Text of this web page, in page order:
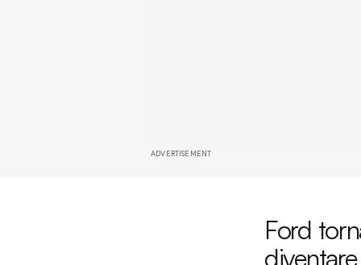
ADVERTISEMENT
Ford